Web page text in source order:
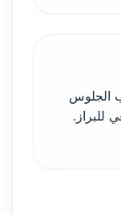
الجلوس
للبراز.